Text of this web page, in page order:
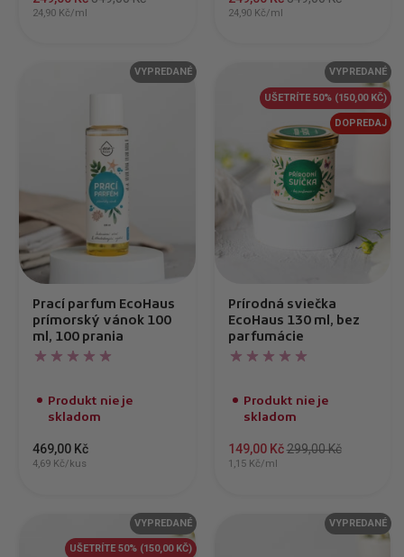
24,90 Kč/ml 24,90 Kč/ml
Prací parfum EcoHaus
prímorský vánok 100
ml, 100 prania
Produkt nie je
skladom
469,00 Kč
4,69 Kč/kus
VYPREDANÉ
Prírodná sviečka
EcoHaus 130 ml, bez
parfumácie
Produkt nie je
skladom
149,00 Kč299,00 Kč
1,15 Kč/ml
VYPREDANÉ
UŠETRÍTE 50% (150,00 KČ)
DOPREDAJ
VYPREDANÉ
UŠETRÍTE 50% (150,00 KČ)
VYPREDANÉ